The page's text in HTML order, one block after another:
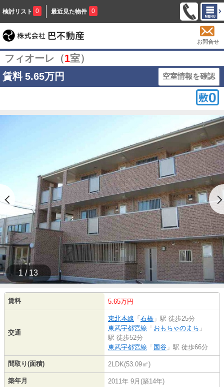
検討リスト 0 最近見た物件 0
お問合せ
フィオーレ（1室）
賃料 5.65万円 空室情報を確認
1 / 13
賃料 5.65万円
交通
東北本線 「 石橋 」駅 徒歩25分
東武宇都宮線 「 おもちゃのまち 」
駅 徒歩52分
東武宇都宮線 「 国谷 」駅 徒歩66分
間取り(面積) 2LDK(53.09㎡)
築年月 2011年 9月(築14年)